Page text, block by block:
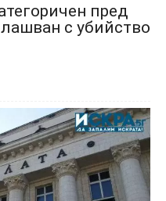
пред
с убийство